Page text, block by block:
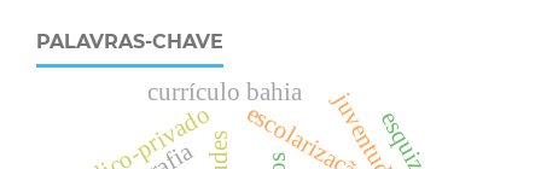
PALAVRAS-CHAVE
escolarização
currículo bahia